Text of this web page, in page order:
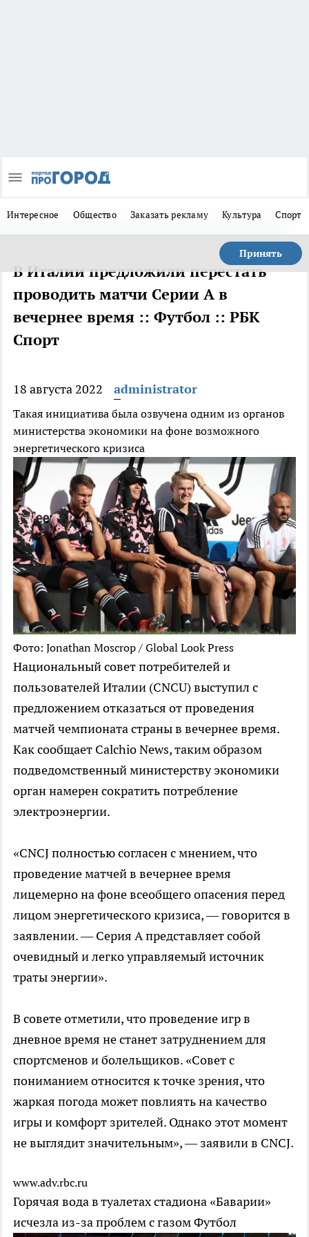
Интересное Общество Заказать рекламу Культура Спорт
Принять
В Италии предложили перестать
проводить матчи Серии А в
вечернее время :: Футбол :: РБК
Спорт
18 августа 2022 administrator
Такая инициатива была озвучена одним из органов
министерства экономики на фоне возможного
энергетического кризиса
Фото: Jonathan Moscrop / Global Look Press
Национальный совет потребителей и
пользователей Италии (CNCU) выступил с
предложением отказаться от проведения
матчей чемпионата страны в вечернее время.
Как сообщает Calchio News, таким образом
подведомственный министерству экономики
орган намерен сократить потребление
электроэнергии.
«CNCJ полностью согласен с мнением, что
проведение матчей в вечернее время
лицемерно на фоне всеобщего опасения перед
лицом энергетического кризиса, — говорится в
заявлении. — Серия А представляет собой
очевидный и легко управляемый источник
траты энергии».
В совете отметили, что проведение игр в
дневное время не станет затруднением для
спортсменов и болельщиков. «Совет с
пониманием относится к точке зрения, что
жаркая погода может повлиять на качество
игры и комфорт зрителей. Однако этот момент
не выглядит значительным», — заявили в CNCJ.
www.adv.rbc.ru
Горячая вода в туалетах стадиона «Баварии»
исчезла из-за проблем с газомФутбол